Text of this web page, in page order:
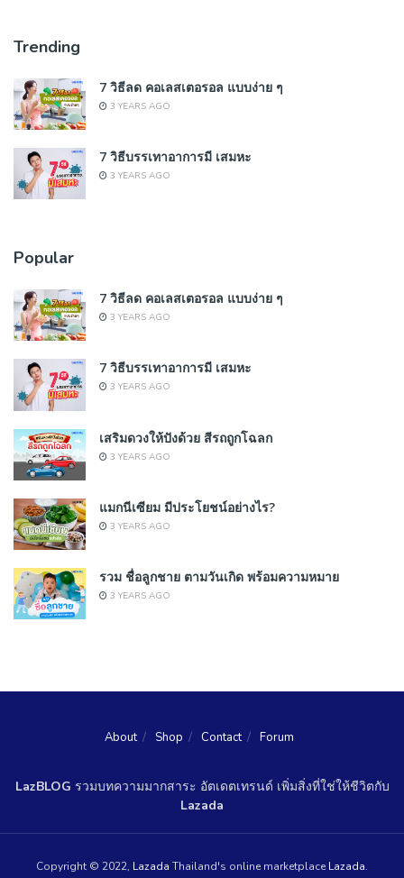
Trending
7 วิธีลด คอเลสเตอรอล แบบง่าย ๆ
3 YEARS AGO
7 วิธีบรรเทาอาการมี เสมหะ
3 YEARS AGO
Popular
7 วิธีลด คอเลสเตอรอล แบบง่าย ๆ
3 YEARS AGO
7 วิธีบรรเทาอาการมี เสมหะ
3 YEARS AGO
เสริมดวงให้ปังด้วย สีรถถูกโฉลก
3 YEARS AGO
แมกนีเซียม มีประโยชน์อย่างไร?
3 YEARS AGO
รวม ชื่อลูกชาย ตามวันเกิด พร้อมความหมาย
3 YEARS AGO
About Shop Contact Forum
LazBLOG รวมบทความมากสาระ อัตเดตเทรนด์ เพิ่มสิ่งที่ใช่ให้ชีวิตกับ
Lazada
Copyright © 2022, Lazada Thailand's online marketplace Lazada.